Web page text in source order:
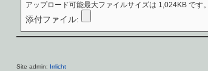
アップロード可能最大ファイルサイズは 1,024KB です。
添付ファイル:
Site admin: Irrlicht